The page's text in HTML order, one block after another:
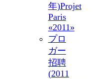
年)Projet
Paris
«2011»
プロ
ガー
招聘
(2011